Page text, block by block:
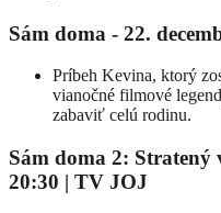
Sám doma - 22.
Príbeh Kevina, ktorý
vianočné filmové
zabaviť celú rodinu.
Sám doma 2: Stratený
20:30 | TV JOJ